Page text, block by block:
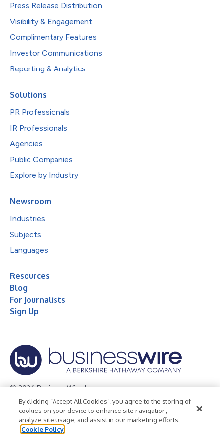
Press Release Distribution
Visibility & Engagement
Complimentary Features
Investor Communications
Reporting & Analytics
Solutions
PR Professionals
IR Professionals
Agencies
Public Companies
Explore by Industry
Newsroom
Industries
Subjects
Languages
Resources
Blog
For Journalists
Sign Up
© 2026 Business Wire, Inc.
Privacy Policy Cookie Policy
Accessibility Statement
Terms of Use
Legal
By clicking “Accept All Cookies”, you agree to the storing of
cookies on your device to enhance site navigation,
analyze site usage, and assist in our marketing efforts.
Cookie Policy